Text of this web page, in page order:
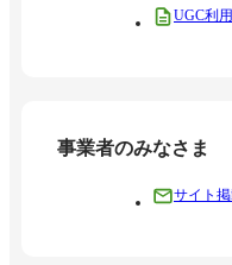
UGC利
事業者のみなさま
サイト